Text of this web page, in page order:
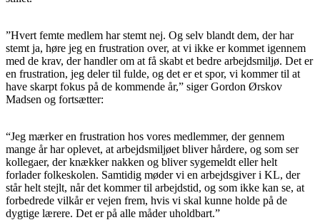
”Hvert femte medlem har stemt nej. Og selv blandt dem, der har
stemt ja, høre jeg en frustration over, at vi ikke er kommet igennem
med de krav, der handler om at få skabt et bedre arbejdsmiljø. Det er
en frustration, jeg deler til fulde, og det er et spor, vi kommer til at
have skarpt fokus på de kommende år,” siger Gordon Ørskov
Madsen og fortsætter:
“Jeg mærker en frustration hos vores medlemmer, der gennem
mange år har oplevet, at arbejdsmiljøet bliver hårdere, og som ser
kollegaer, der knækker nakken og bliver sygemeldt eller helt
forlader folkeskolen. Samtidig møder vi en arbejdsgiver i KL, der
står helt stejlt, når det kommer til arbejdstid, og som ikke kan se, at
forbedrede vilkår er vejen frem, hvis vi skal kunne holde på de
dygtige lærere. Det er på alle måder uholdbart.”